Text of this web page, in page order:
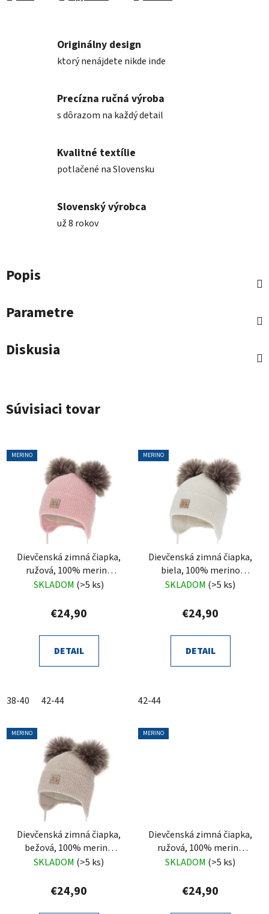
Originálny design
ktorý nenájdete nikde inde
Precízna ručná výroba
s dôrazom na každý detail
Kvalitné textílie
potlačené na Slovensku
Slovenský výrobca
už 8 rokov
Popis
Parametre
Diskusia
Súvisiaci tovar
MERINO
Dievčenská zimná čiapka,
ružová, 100% merino
vlnená, zaväzovacia,
SKLADOM (>5 ks)
€24,90
DETAIL
38-40 42-44
MERINO
Dievčenská zimná čiapka,
biela, 100% merino
vlnená, zaväzovacia,
SKLADOM (>5 ks)
€24,90
DETAIL
42-44
MERINO
Dievčenská zimná čiapka,
bežová, 100% merino
vlnená, zaväzovacia,
SKLADOM (>5 ks)
€24,90
MERINO
Dievčenská zimná čiapka,
ružová, 100% merino
vlnená, zaväzovacia,
SKLADOM (>5 ks)
€24,90